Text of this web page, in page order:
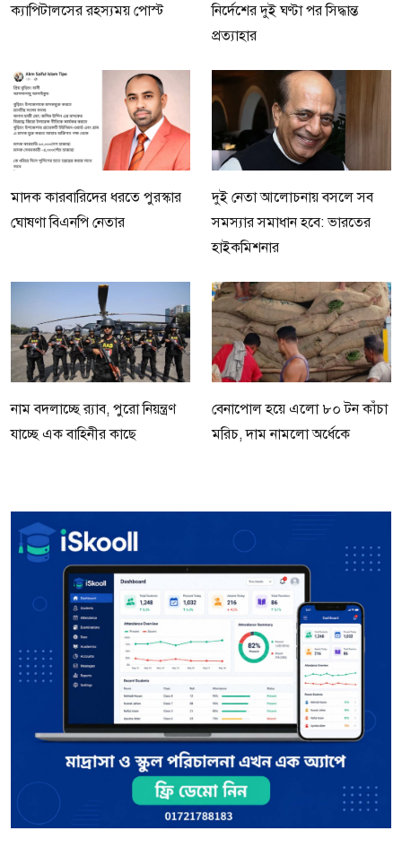
ক্যাপিটালসের রহস্যময় পোস্ট
নির্দেশের দুই ঘণ্টা পর সিদ্ধান্ত
প্রত্যাহার
মাদক কারবারিদের ধরতে পুরস্কার
ঘোষণা বিএনপি নেতার
দুই নেতা আলোচনায় বসলে সব
সমস্যার সমাধান হবে: ভারতের
হাইকমিশনার
নাম বদলাচ্ছে র‌্যাব, পুরো নিয়ন্ত্রণ
যাচ্ছে এক বাহিনীর কাছে
বেনাপোল হয়ে এলো ৮০ টন কাঁচা
মরিচ, দাম নামলো অর্ধেকে